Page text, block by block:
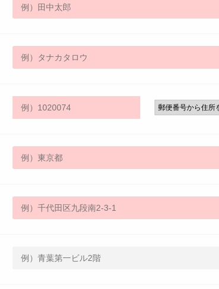
郵便番号から住所